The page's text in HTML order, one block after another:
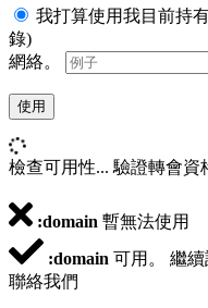
我打算使用我目前持
錄)
網絡。
使用
檢查可用性... 驗證轉會資
:domain 暫無法使用
:domain 可用。 繼
聯絡我們